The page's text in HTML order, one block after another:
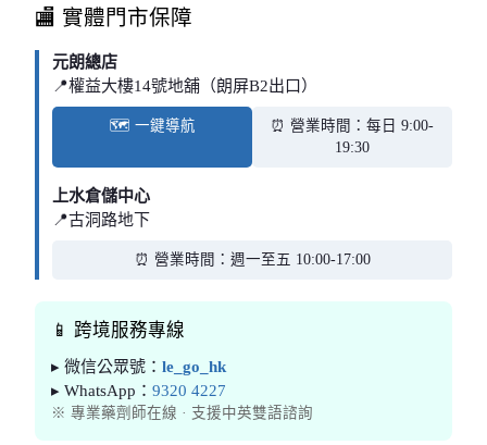
🏬 實體門市保障
元朗總店
📍權益大樓14號地舖（朗屏B2出口）
🗺️ 一鍵導航
⏰ 營業時間：每日 9:00-
19:30
上水倉儲中心
📍古洞路地下
⏰ 營業時間：週一至五 10:00-17:00
📱 跨境服務專線
▸ 微信公眾號： le_go_hk
▸ WhatsApp： 9320 4227
※ 專業藥劑師在線 · 支援中英雙語諮詢